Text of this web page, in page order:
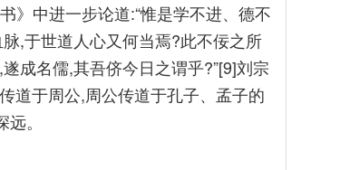
》中进一步论道:“惟是学不进、德不
,于世道人心又何当焉?此不佞之所
成名儒,其吾侪今日之谓乎?”[9]刘宗
道于周公,周公传道于孔子、孟子的
。